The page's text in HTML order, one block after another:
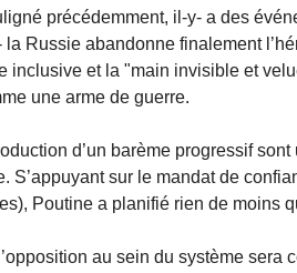
précédemment, il-y- a des
Russie abandonne finalement
inclusive et la "main invisible et
une arme de guerre.
d’un barème progressif
S’appuyant sur le mandat de
Poutine a planifié rien de moins
au sein du système sera